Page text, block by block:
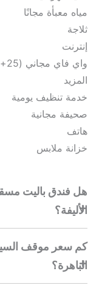
مياه معبأة مجانًا
ثلاجة
إنترنت
واي فاي مجاني (25+ ميجابت في الثانية)
المزيد
خدمة تنظيف يومية
صحيفة مجانية
هاتف
خزانة ملابس
هل فندق باليت
الأليفة؟
كم سعر موقف
الباهرة؟